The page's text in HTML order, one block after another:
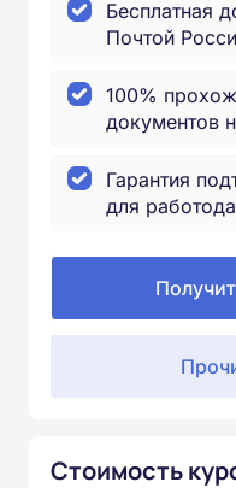
Бесплатная
Почтой
100%
документов
Гарантия
для
Стоимость